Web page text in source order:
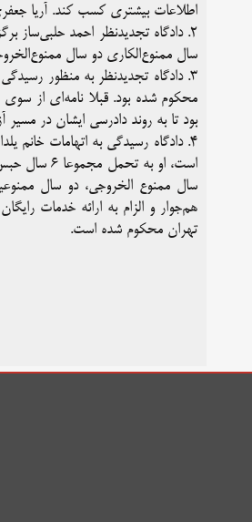
اطلاعات بیشتری کسب کند. آریا جعفری پیش از این به مجموعا ۷ سال زندان،
سال ممنوع‌الکاری دو سال
محکوم شده بود. قبلا نامه‌ای از
بود تا به روند دادرسی ایشان در
۴. دادگاه رسیدگی به اتهامات
است، او
سال ممنوع الخروجی، دو سال
تهران محکوم شده است.